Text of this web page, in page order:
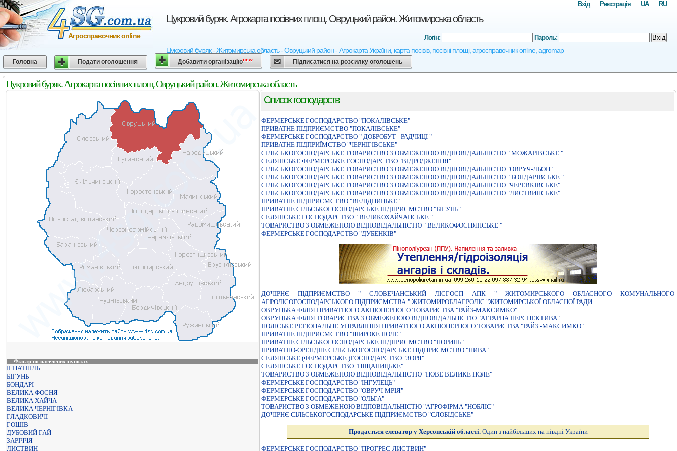
Цукровий буряк. Агрокарта посівних площ. Овруцький район. Житомирська область
Цукровий буряк - Житомирська область - Овруцький район - Агрокарта України, карта посівів, посівні площі, агросправочник online, agromap
Агросправочник online
RU
UA
Реєстрація
Вхід
Логін: Пароль: Вхід
Головна Подати оголошення Добавити організаціюnew Підписатися на розсилку оголошень
Цукровий буряк. Агрокарта посівних площ. Овруцький район. Житомирська область
Фільтр по населених пунктах
ІГНАТПІЛЬ
БІГУНЬ
БОНДАРІ
ВЕЛИКА ФОСНЯ
ВЕЛИКА ХАЙЧА
ВЕЛИКА ЧЕРНІГІВКА
ГЛАДКОВИЧІ
ГОШІВ
ДУБОВИЙ ГАЙ
ЗАРІЧЧЯ
ЛИСТВИН
Список господарств
ФЕРМЕРСЬКЕ ГОСПОДАРСТВО "ПОКАЛIВСЬКЕ"
ПРИВАТНЕ ПIДПРИЄМСТВО "ПОКАЛIВСЬКЕ"
ФЕРМЕРСЬКЕ ГОСПОДАРСТВО " ДОБРОБУТ - РАДЧИЦI "
ПРИВАТНЕ ПIДПРИЇМСТВО "ЧЕРНIГIВСЬКЕ"
СІЛЬСЬКОГОСПОДАРСЬКЕ ТОВАРИСТВО З ОБМЕЖЕНОЮ ВІДПОВІДАЛЬНІСТЮ " МОЖАРІВСЬКЕ "
СЕЛЯНСЬКЕ ФЕРМЕРСЬКЕ ГОСПОДАРСТВО "ВIДРОДЖЕННЯ"
СIЛЬСЬКОГОСПОДАРСЬКЕ ТОВАРИСТВО З ОБМЕЖЕНОЮ ВIДПОВIДАЛЬНIСТЮ "ОВРУЧ-ЛЬОН"
СІЛЬСЬКОГОСПОДАРСЬКЕ ТОВАРИСТВО З ОБМЕЖЕНОЮ ВІДПОВІДАЛЬНІСТЮ " БОНДАРІВСЬКЕ "
СIЛЬСЬКОГОСПОДАРСЬКЕ ТОВАРИСТВО З ОБМЕЖЕНОЮ ВIДПОВIДАЛЬНIСТЮ "ЧЕРЕВКIВСЬКЕ"
СІЛЬСЬКОГОСПОДАРСЬКЕ ТОВАРИСТВО З ОБМЕЖЕНОЮ ВІДПОВІДАЛЬНІСТЮ "ЛИСТВИНСЬКЕ"
ПРИВАТНЕ ПІДПРИЄМСТВО "ВЕЛІДНИЦЬКЕ"
ПРИВАТНЕ СІЛЬСЬКОГОСПОДАРСЬКЕ ПІДПРИЄМСТВО "БІГУНЬ"
СЕЛЯНСЬКЕ ГОСПОДАРСТВО " ВЕЛИКОХАЙЧАНСЬКЕ "
ТОВАРИСТВО З ОБМЕЖЕНОЮ ВІДПОВІДАЛЬНІСТЮ " ВЕЛИКОФОСНЯНСЬКЕ "
ФЕРМЕРСЬКЕ ГОСПОДАРСТВО "ДУБЕНКIВ"
ДОЧІРНЄ ПІДПРИЄМСТВО " СЛОВЕЧАНСЬКИЙ ЛІСГОСП АПК " ЖИТОМИРСЬКОГО ОБЛАСНОГО КОМУНАЛЬНОГО
АГРОЛІСОГОСПОДАРСЬКОГО ПІДПРИЄМСТВА " ЖИТОМИРОБЛАГРОЛІС "ЖИТОМИРСЬКОЇ ОБЛАСНОЇ РАДИ
ОВРУЦЬКА ФIЛIЯ ПРИВАТНОГО АКЦIОНЕРНОГО ТОВАРИСТВА "РАЙЗ-МАКСИМКО"
ОВРУЦЬКА ФІЛІЯ ТОВАРИСТВА З ОБМЕЖЕНОЮ ВІДПОВІДАЛЬНІСТЮ "АГРАРНА ПЕРСПЕКТИВА"
ПОЛIСЬКЕ РЕГIОНАЛЬНЕ УПРАВЛIННЯ ПРИВАТНОГО АКЦIОНЕРНОГО ТОВАРИСТВА "РАЙЗ -МАКСИМКО"
ПРИВАТНЕ ПIДПРИЄМСТВО "ШИРОКЕ ПОЛЕ"
ПРИВАТНЕ СIЛЬСЬКОГОСПОДАРСЬКЕ ПIДПРИЄМСТВО "НОРИНЬ"
ПРИВАТНО-ОРЕНДНЕ СІЛЬСЬКОГОСПОДАРСЬКЕ ПІДПРИЄМСТВО "НИВА"
СЕЛЯНСЬКЕ (ФЕРМЕРСЬКЕ )ГОСПОДАРСТВО "ЗОРЯ"
СЕЛЯНСЬКЕ ГОСПОДАРСТВО "ПIЩАНИЦЬКЕ"
ТОВАРИСТВО З ОБМЕЖЕНОЮ ВIДПОВIДАЛЬНIСТЮ "НОВЕ ВЕЛИКЕ ПОЛЕ"
ФЕРМЕРСЬКЕ ГОСПОДАРСТВО "ІНГУЛЕЦЬ"
ФЕРМЕРСЬКЕ ГОСПОДАРСТВО "ОВРУЧ-МРІЯ"
ФЕРМЕРСЬКЕ ГОСПОДАРСТВО "ОЛЬГА"
ТОВАРИСТВО З ОБМЕЖЕНОЮ ВIДПОВIДАЛЬНIСТЮ "АГРОФIРМА "НОБЛIС"
ДОЧIРНЄ СIЛЬСЬКОГОСПОДАРСЬКЕ ПIДПРИЄМСТВО "СЛОБIДСЬКЕ"
Продається елеватор у Херсонській області. Один з найбільших на півдні України
ФЕРМЕРСЬКЕ ГОСПОДАРСТВО "ПРОГРЕС-ЛИСТВИН"